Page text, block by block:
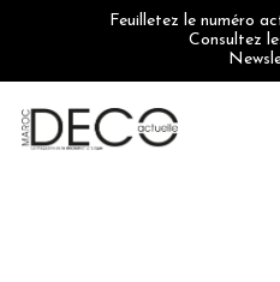
Feuilletez le numéro
Consultez